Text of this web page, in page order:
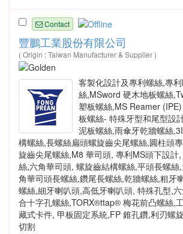
Contact
豐鵬工業股份有限公司
( Origin : Taiwan Manufacturer & Supplier )
客製化設計及專利螺絲,專
絲,MSword 硬木地板螺絲
塑板螺絲,MS Reamer
板螺絲- 特殊牙型和尾型設
泥板螺絲,雨傘牙乾牆螺絲
構螺絲,長螺絲扁頭螺旋齒尖尾螺絲,圓柱頭
旋齒尖尾螺絲,M8 華司頭, 專利MS頭下設計
絲,六角華司頭, 螺旋齒結構螺絲,平頭長螺絲
角華司頭長螺絲,鑽尾長螺絲,乾牆螺絲,粗牙
螺絲,細牙喇叭頭,高低牙喇叭頭, 特殊孔型,
合十字孔螺絲,TORX®ttap® 梅花前凸螺絲,
藏式卡件, 甲板固定系統,FP 錐孔鑽,利刃螺
切割